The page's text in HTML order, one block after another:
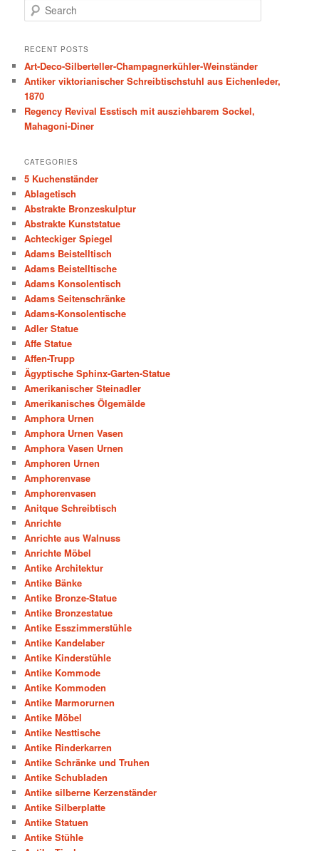
e
r
h
RECENT POSTS
Art-Deco-Silberteller-Champagnerkühler-Weinständer
Antiker viktorianischer Schreibtischstuhl aus Eichenleder,
1870
Regency Revival Esstisch mit ausziehbarem Sockel,
Mahagoni-Diner
CATEGORIES
5 Kuchenständer
Ablagetisch
Abstrakte Bronzeskulptur
Abstrakte Kunststatue
Achteckiger Spiegel
Adams Beistelltisch
Adams Beistelltische
Adams Konsolentisch
Adams Seitenschränke
Adams-Konsolentische
Adler Statue
Affe Statue
Affen-Trupp
Ägyptische Sphinx-Garten-Statue
Amerikanischer Steinadler
Amerikanisches Ölgemälde
Amphora Urnen
Amphora Urnen Vasen
Amphora Vasen Urnen
Amphoren Urnen
Amphorenvase
Amphorenvasen
Anitque Schreibtisch
Anrichte
Anrichte aus Walnuss
Anrichte Möbel
Antike Architektur
Antike Bänke
Antike Bronze-Statue
Antike Bronzestatue
Antike Esszimmerstühle
Antike Kandelaber
Antike Kinderstühle
Antike Kommode
Antike Kommoden
Antike Marmorurnen
Antike Möbel
Antike Nesttische
Antike Rinderkarren
Antike Schränke und Truhen
Antike Schubladen
Antike silberne Kerzenständer
Antike Silberplatte
Antike Statuen
Antike Stühle